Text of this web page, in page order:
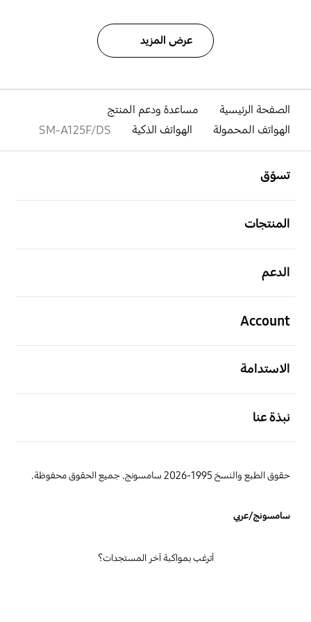
عرض المزيد
الصفحة الرئيسية
مساعدة ودعم المنتج
الهواتف المحمولة
الهواتف الذكية SM-A125F/DS
تسوّق
المنتجات
الدعم
Account
الاستدامة
نبذة عنا
حقوق الطبع والنسخ 1995-2026 سامسونج. جميع الحقوق محفوظة.
سامسونج/عربي
أترغب بمواكبة آخر المستجدات؟